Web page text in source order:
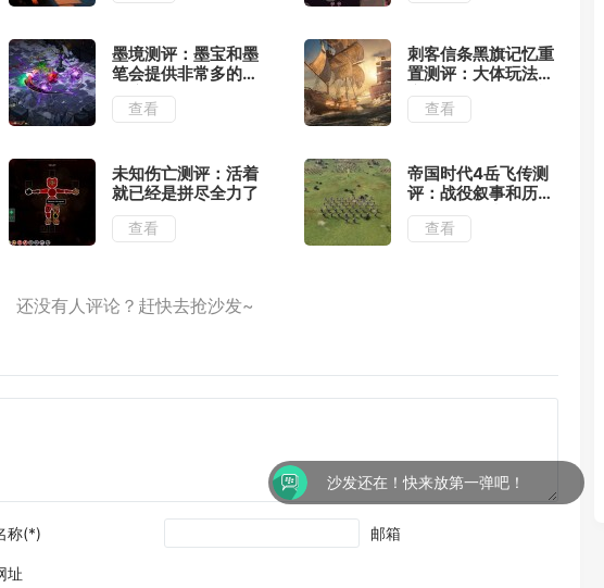
墨境测评：墨宝和墨
笔会提供非常多的构
筑流派
查看
刺客信条黑旗记忆重
置测评：大体玩法不
变的情况下增强了视
觉表现
查看
未知伤亡测评：活着
就已经是拼尽全力了
查看
帝国时代4岳飞传测
评：战役叙事和历史
氛围可圈可点
查看
称(*) 邮箱
址
沙发还在！快来放第一弹吧！